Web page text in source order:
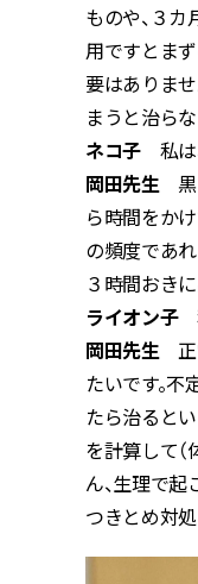
ものや、３
用ですとま
要はありま
まうと治ら
ネコ子 私は
岡田先生黒
ら時間をか
の頻度であ
３時間おき
ライオン子
岡田先生正
たいです。
たら治ると
を計算して（
ん、生理で
つきとめ対